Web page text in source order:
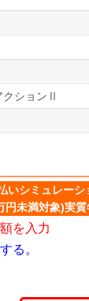
クションⅡ
いシミュレーシ
円未満対象)実
を入力
る。